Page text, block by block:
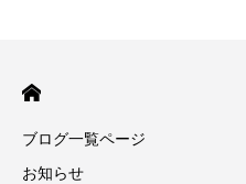
ブログ一覧ページ
お知らせ